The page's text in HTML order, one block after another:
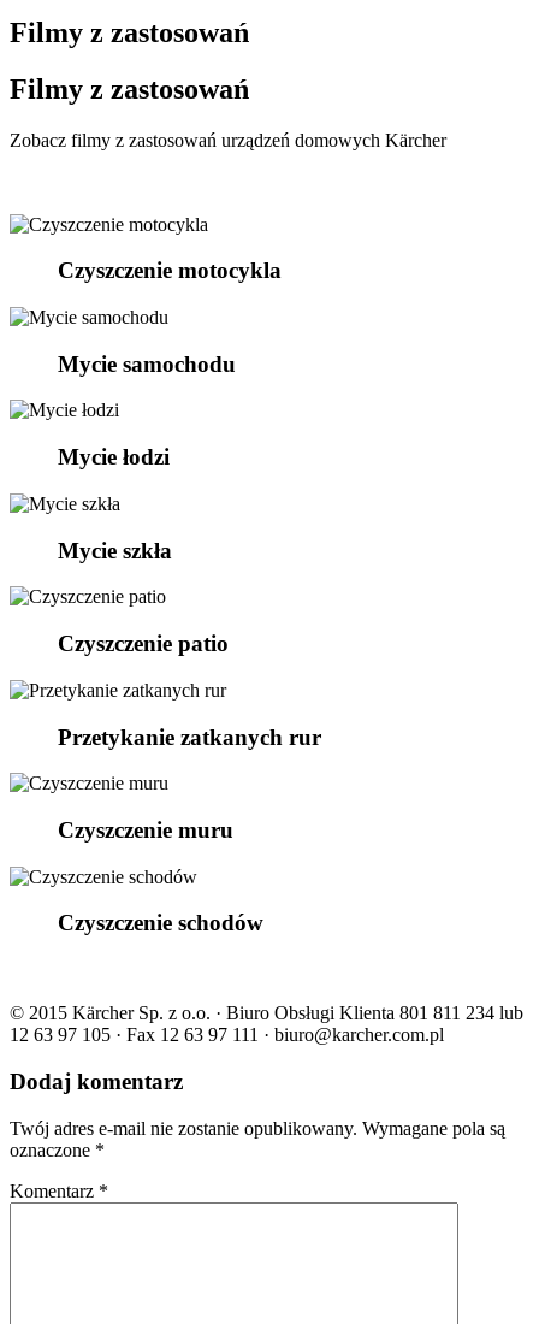
Filmy z zastosowań
Filmy z zastosowań
Zobacz filmy z zastosowań urządzeń domowych Kärcher
Czyszczenie motocykla
Mycie samochodu
Mycie łodzi
Mycie szkła
Czyszczenie patio
Przetykanie zatkanych rur
Czyszczenie muru
Czyszczenie schodów
© 2015 Kärcher Sp. z o.o. · Biuro Obsługi Klienta 801 811 234 lub
12 63 97 105 · Fax 12 63 97 111 · biuro@karcher.com.pl
Dodaj komentarz
Twój adres e-mail nie zostanie opublikowany. Wymagane pola są
oznaczone *
Komentarz *